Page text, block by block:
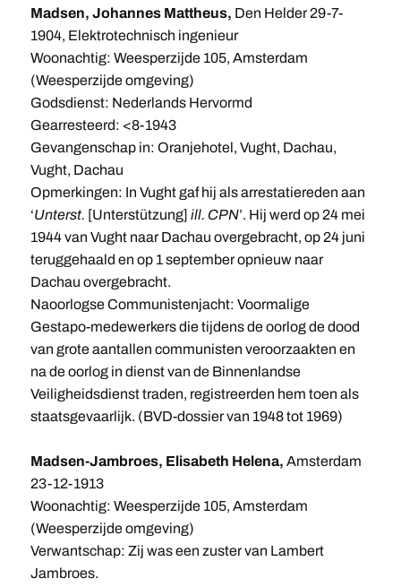
Madsen, Johannes Mattheus, Den Helder 29-7-
1904, Elektrotechnisch ingenieur
Woonachtig: Weesperzijde 105, Amsterdam
(Weesperzijde omgeving)
Godsdienst: Nederlands Hervormd
Gearresteerd: <8-1943
Gevangenschap in: Oranjehotel, Vught, Dachau,
Vught, Dachau
Opmerkingen: In Vught gaf hij als arrestatiereden aan
‘Unterst. [Unterstützung] ill. CPN’. Hij werd op 24 mei
1944 van Vught naar Dachau overgebracht, op 24 juni
teruggehaald en op 1 september opnieuw naar
Dachau overgebracht.
Naoorlogse Communistenjacht: Voormalige
Gestapo-medewerkers die tijdens de oorlog de dood
van grote aantallen communisten veroorzaakten en
na de oorlog in dienst van de Binnenlandse
Veiligheidsdienst traden, registreerden hem toen als
staatsgevaarlijk. (BVD-dossier van 1948 tot 1969)
Madsen-Jambroes, Elisabeth Helena, Amsterdam
23-12-1913
Woonachtig: Weesperzijde 105, Amsterdam
(Weesperzijde omgeving)
Verwantschap: Zij was een zuster van Lambert
Jambroes.